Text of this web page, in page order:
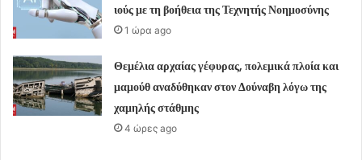
ιούς με τη βοήθεια της Τεχνητής Νοημοσύνης
1 ώρα ago
Θεμέλια αρχαίας γέφυρας, πολεμικά πλοία και
μαμούθ αναδύθηκαν στον Δούναβη λόγω της
χαμηλής στάθμης
4 ώρες ago